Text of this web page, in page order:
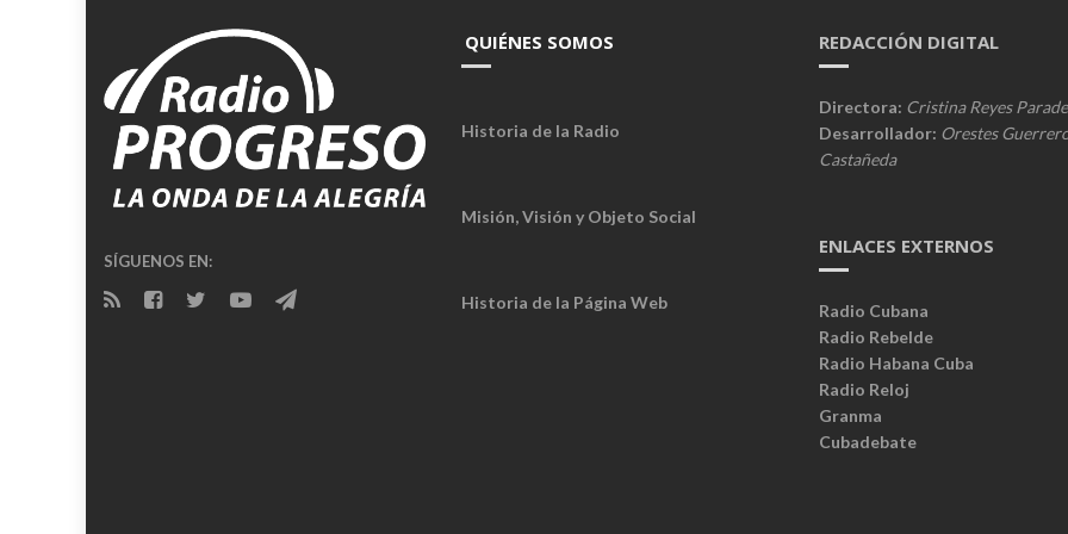
SÍGUENOS EN:
QUIÉNES SOMOS
Historia de la Radio
Misión, Visión y Objeto Social
Historia de la Página Web
REDACCIÓN DIGITAL
Directora: Cristina Reyes
Desarrollador: Orestes
Castañeda
ENLACES EXTERNOS
Radio Cubana
Radio Rebelde
Radio Habana Cuba
Radio Reloj
Granma
Cubadebate